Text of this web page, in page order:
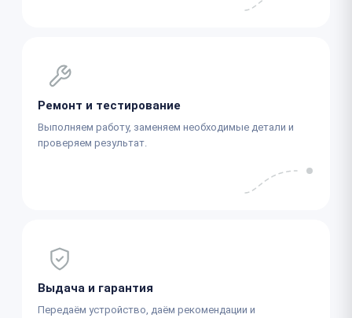
Ремонт и тестирование
Выполняем работу, заменяем необходимые детали и
проверяем результат.
Выдача и гарантия
Передаём устройство, даём рекомендации и